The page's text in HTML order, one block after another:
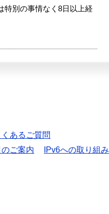
特別の事情なく8日以上経
くあるご質問
ご案内
IPv6への取り組み